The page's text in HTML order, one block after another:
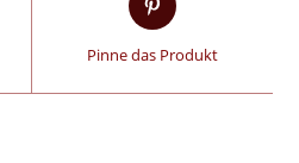
Pinne das Produkt